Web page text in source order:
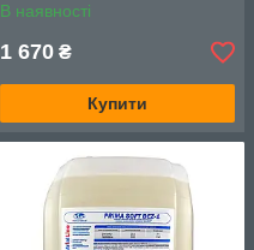
В наявності
1 670 ₴
Купити